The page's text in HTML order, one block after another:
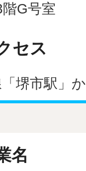
G号室
セス
堺市駅」
名